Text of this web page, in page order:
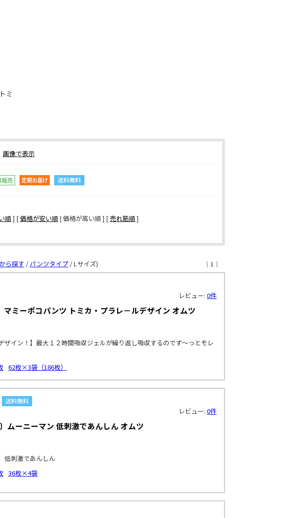
ミ
画像で表示
順] [価格が安い順 | 価格が高い順 ] [売れ筋順]
｜1｜
ら探す /パンツタイプ / Lサイズ)
レビュー: 0件
マミーポコパンツ トミカ・プラレ－ルデザイン オムツ
ザイン！】最大１２時間吸収ジェルが繰り返し吸収するのでず～っとモレ
62枚×3袋（186枚）
レビュー: 0件
ムーニーマン 低刺激であんしん オムツ
刺激であんしん
36枚×4袋